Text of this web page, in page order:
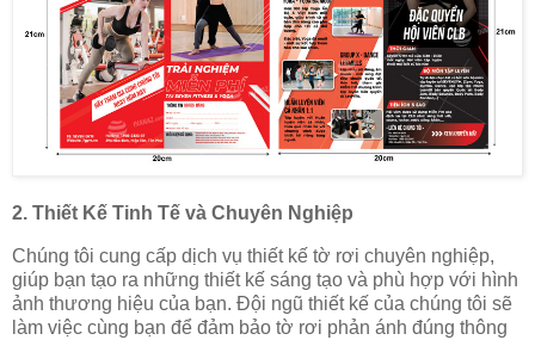
2. Thiết Kế Tinh Tế và Chuyên Nghiệp
Chúng tôi cung cấp dịch vụ thiết kế tờ rơi chuyên nghiệp,
giúp bạn tạo ra những thiết kế sáng tạo và phù hợp với hình
ảnh thương hiệu của bạn. Đội ngũ thiết kế của chúng tôi sẽ
làm việc cùng bạn để đảm bảo tờ rơi phản ánh đúng thông